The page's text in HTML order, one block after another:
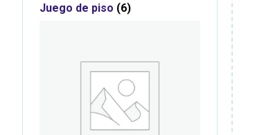
Juego de piso (6)